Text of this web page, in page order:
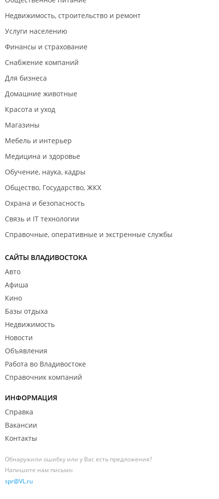
Недвижимость, строительство и ремонт
Услуги населению
Финансы и страхование
Снабжение компаний
Для бизнеса
Домашние животные
Красота и уход
Магазины
Мебель и интерьер
Медицина и здоровье
Обучение, наука, кадры
Общество, Государство, ЖКХ
Охрана и безопасность
Связь и IT технологии
Справочные, оперативные и экстренные службы
САЙТЫ ВЛАДИВОСТОКА
Авто
Афиша
Кино
Базы отдыха
Недвижимость
Новости
Объявления
Работа во Владивостоке
Справочник компаний
ИНФОРМАЦИЯ
Справка
Вакансии
Контакты
Обнаружили ошибку или у Вас есть предложения?
Напишите нам письмо:
spr@VL.ru